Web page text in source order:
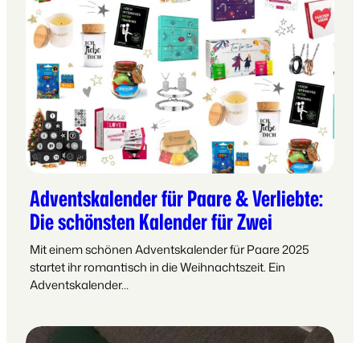
Adventskalender für Paare & Verliebte:
Die schönsten Kalender für Zwei
Mit einem schönen Adventskalender für Paare 2025
startet ihr romantisch in die Weihnachtszeit. Ein
Adventskalender…